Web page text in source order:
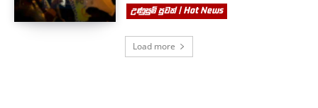
උණුසුම් පුවත් | Hot News
Load more